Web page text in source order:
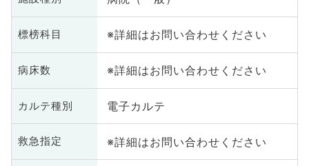
標榜科目 ※詳細はお問い合わせください
病床数 ※詳細はお問い合わせください
カルテ種別 電子カルテ
救急指定 ※詳細はお問い合わせください